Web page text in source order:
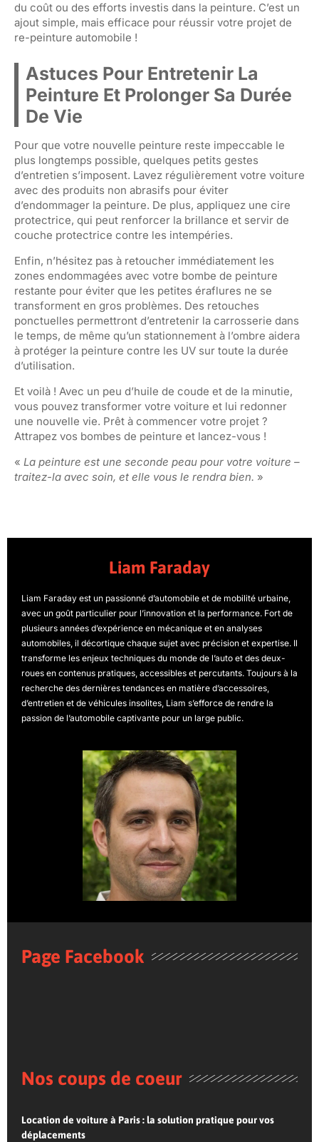
du coût ou des efforts investis dans la peinture. C’est un
ajout simple, mais efficace pour réussir votre projet de
re-peinture automobile !
Astuces Pour Entretenir La
Peinture Et Prolonger Sa Durée
De Vie
Pour que votre nouvelle peinture reste impeccable le
plus longtemps possible, quelques petits gestes
d’entretien s’imposent. Lavez régulièrement votre voiture
avec des produits non abrasifs pour éviter
d’endommager la peinture. De plus, appliquez une cire
protectrice, qui peut renforcer la brillance et servir de
couche protectrice contre les intempéries.
Enfin, n’hésitez pas à retoucher immédiatement les
zones endommagées avec votre bombe de peinture
restante pour éviter que les petites éraflures ne se
transforment en gros problèmes. Des retouches
ponctuelles permettront d’entretenir la carrosserie dans
le temps, de même qu’un stationnement à l’ombre aidera
à protéger la peinture contre les UV sur toute la durée
d’utilisation.
Et voilà ! Avec un peu d’huile de coude et de la minutie,
vous pouvez transformer votre voiture et lui redonner
une nouvelle vie. Prêt à commencer votre projet ?
Attrapez vos bombes de peinture et lancez-vous !
« La peinture est une seconde peau pour votre voiture –
traitez-la avec soin, et elle vous le rendra bien. »
Liam Faraday
Liam Faraday est un passionné d’automobile et de mobilité urbaine,
avec un goût particulier pour l’innovation et la performance. Fort de
plusieurs années d’expérience en mécanique et en analyses
automobiles, il décortique chaque sujet avec précision et expertise. Il
transforme les enjeux techniques du monde de l’auto et des deux-
roues en contenus pratiques, accessibles et percutants. Toujours à la
recherche des dernières tendances en matière d’accessoires,
d’entretien et de véhicules insolites, Liam s’efforce de rendre la
passion de l’automobile captivante pour un large public.
Page Facebook
Nos coups de coeur
Location de voiture à Paris : la solution pratique pour vos
déplacements